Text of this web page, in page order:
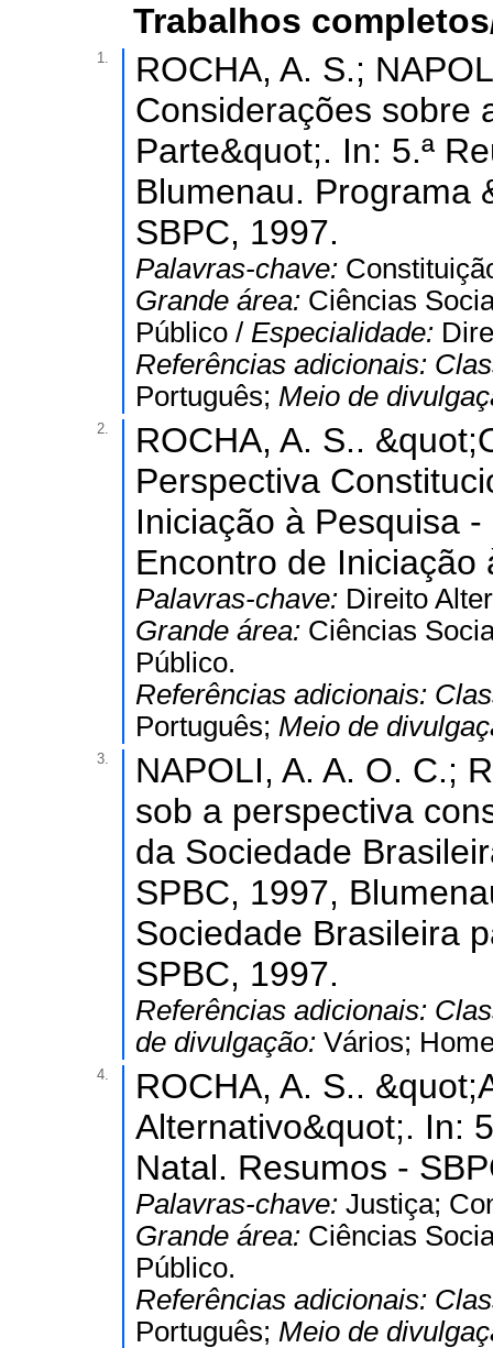
Trabalhos
1.
ROCHA, A. S.;
Considerações sobre
Parte&quot;. In: 5.ª
Blumenau. Programa
SBPC, 1997.
Palavras-chave:
Grande área: Ciências
Público / Especialidade:
Referências adicionais:
Português; Meio de
2.
ROCHA, A. S..
Perspectiva
Iniciação à Pesquisa
Encontro de
Palavras-chave: Direito
Grande área: Ciências
Público.
Referências adicionais:
Português; Meio de
3.
NAPOLI, A. A. O. C.;
sob a perspectiva
da Sociedade
SPBC, 1997,
Sociedade Brasileira
SPBC, 1997.
Referências adicionais:
de divulgação: Vários;
4.
ROCHA, A. S..
Alternativo&quot;. In:
Natal. Resumos -
Palavras-chave: Justiça;
Grande área: Ciências
Público.
Referências adicionais:
Português; Meio de